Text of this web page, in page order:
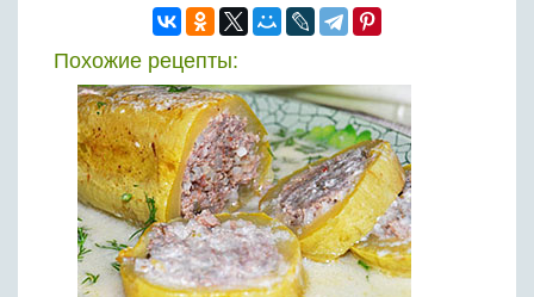
Похожие рецепты: